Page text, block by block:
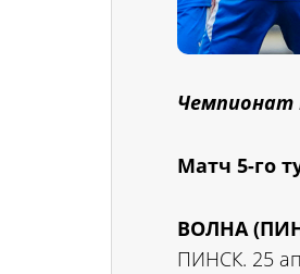
Чемпионат
Матч 5-го
ВОЛНА
ПИНСК. 25